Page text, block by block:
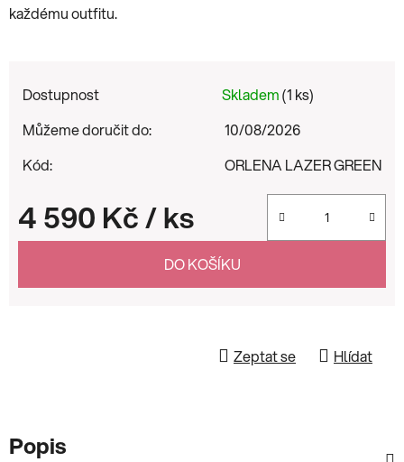
každému outfitu.
Dostupnost Skladem(1 ks)
Můžeme doručit do:
10/08/2026
Kód:
ORLENA LAZER GREEN
4 590 Kč/ ks
Měrná cena:
DO KOŠÍKU
Zeptat se Hlídat
Popis